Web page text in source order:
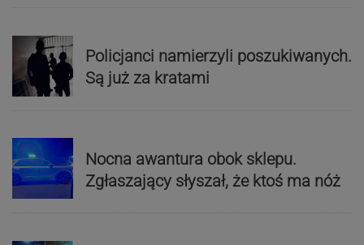
Policjanci namierzyli poszukiwanych.
Są już za kratami
Nocna awantura obok sklepu.
Zgłaszający słyszał, że ktoś ma nóż